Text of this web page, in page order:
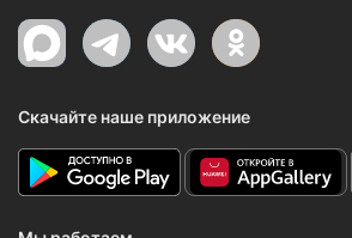
Скачайте наше приложение